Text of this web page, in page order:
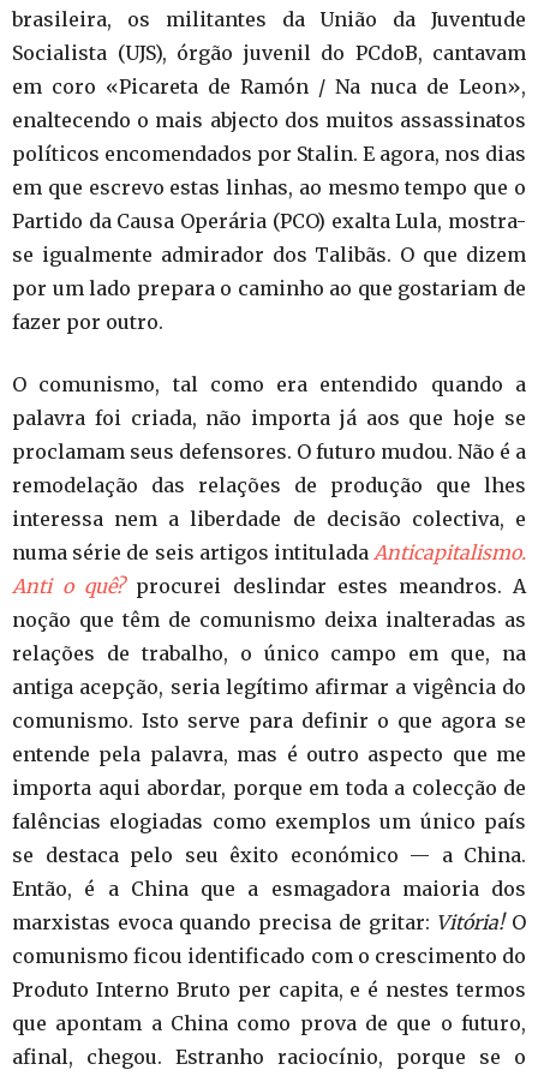
brasileira, os militantes da União da Juventude
Socialista (UJS), órgão juvenil do PCdoB, cantavam
em coro «Picareta de Ramón / Na nuca de Leon»,
enaltecendo o mais abjecto dos muitos assassinatos
políticos encomendados por Stalin. E agora, nos dias
em que escrevo estas linhas, ao mesmo tempo que o
Partido da Causa Operária (PCO) exalta Lula, mostra-
se igualmente admirador dos Talibãs. O que dizem
por um lado prepara o caminho ao que gostariam de
fazer por outro.
O comunismo, tal como era entendido quando a
palavra foi criada, não importa já aos que hoje se
proclamam seus defensores. O futuro mudou. Não é a
remodelação das relações de produção que lhes
interessa nem a liberdade de decisão colectiva, e
numa série de seis artigos intitulada Anticapitalismo.
Anti o quê? procurei deslindar estes meandros. A
noção que têm de comunismo deixa inalteradas as
relações de trabalho, o único campo em que, na
antiga acepção, seria legítimo afirmar a vigência do
comunismo. Isto serve para definir o que agora se
entende pela palavra, mas é outro aspecto que me
importa aqui abordar, porque em toda a colecção de
falências elogiadas como exemplos um único país
se destaca pelo seu êxito económico — a China.
Então, é a China que a esmagadora maioria dos
marxistas evoca quando precisa de gritar: Vitória!O
comunismo ficou identificado com o crescimento do
Produto Interno Bruto per capita, e é nestes termos
que apontam a China como prova de que o futuro,
afinal, chegou. Estranho raciocínio, porque se o